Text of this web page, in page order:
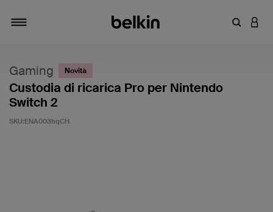
Inserisci
Gaming Novità
Custodia di ricarica Pro per Nintendo
Switch 2
SKU:ENA003hqCH